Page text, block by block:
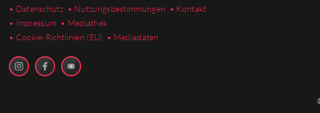
• Datenschutz • Nutzungsbestimmungen • Kontakt
• Impressum • Mediathek
• Cookie-Richtlinien (EU) • Mediadaten